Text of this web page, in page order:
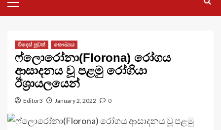
Menu
විදෙස් පුවත් සෞඛ්‍යය
ෆ්ලොරෝනා(Florona) රෝගය
ආසාදනය වූ පළමු රෝගියා
ඊශ්‍රායලයෙන්
Editor3 January 2, 2022 0